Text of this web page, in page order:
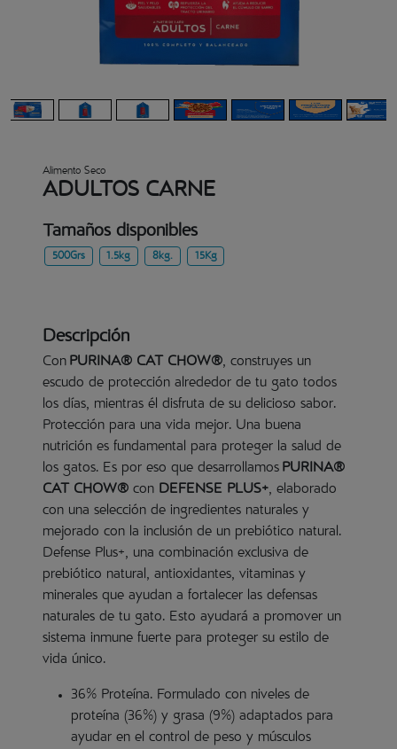
Alimento Seco
ADULTOS CARNE
Tamaños disponibles
500Grs 1.5kg 8kg. 15Kg
Descripción
Con PURINA® CAT CHOW®, construyes un
escudo de protección alrededor de tu gato todos
los días, mientras él disfruta de su delicioso sabor.
Protección para una vida mejor. Una buena
nutrición es fundamental para proteger la salud de
los gatos. Es por eso que desarrollamos PURINA®
CAT CHOW® con DEFENSE PLUS+, elaborado
con una selección de ingredientes naturales y
mejorado con la inclusión de un prebiótico natural.
Defense Plus+, una combinación exclusiva de
prebiótico natural, antioxidantes, vitaminas y
minerales que ayudan a fortalecer las defensas
naturales de tu gato. Esto ayudará a promover un
sistema inmune fuerte para proteger su estilo de
vida único.
36% Proteína. Formulado con niveles de
proteína (36%) y grasa (9%) adaptados para
ayudar en el control de peso y músculos